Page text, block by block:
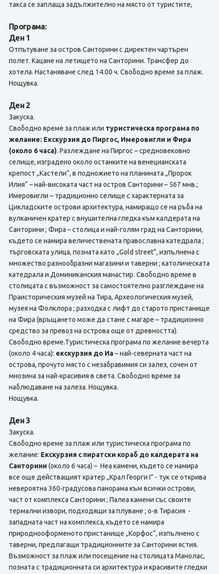
такса се заплаща задължително на място от туристите,
Програма:
Ден 1
Отпътуване за остров Санторини с директен чартърен
полет. Кацане на летището на Санторини. Трансфер до
хотела. Настаняване след 14.00 ч. Свободно време за плаж.
Нощувка.
Ден 2
Закуска.
Свободно време за плаж или туристическа програма по
желание: Екскурзия до Пиргос, Имеровигли и Фира
(около 6 часа). Разлеждане на Пиргос – средновековно
селище, изградено около останките на венецианската
крепост „Кастели“, в подножието на планината „Пророк
Илия“ – най-високата част на остров Санторини – 567 мнв.;
Имеровигли – традиционно селище с характерната за
Цикладските острови архитектура, намиращо се на ръба на
вулканичен кратер с внушителна гледка към калдерата на
Санторини ; Фира – столица и най-голям град на Санторини,
където се намира величественaта православна катедрала ;
търговската улица, позната като „Gold street”, изпълнена с
множество разнообразни магазини и таверни ; католическата
катедрала и Доминиканския манастир. Свободно време в
столицата с възможност за самостоятелно разглеждане на
Праисторическия музей на Тира, Археологическия музей,
музея на Фолклора ; разходка с лифт до старото пристанище
на Фира (връщането може да стане с магаре – традиционно
средство за превоз на острова още от древността).
Свободно време.Туристическа програма по желание вечерта
(около 4 часа): екскурзия до Иа– най-северната част на
острова, прочутo място с незабравимия си залез, сочен от
мнозина за най-красивия в света. Свободно време за
наблюдаване на залеза. Нощувка.
Нощувка.
Ден 3
Закуска.
Свободно време за плаж или туристическа програма по
желание: Екскурзия с пиратски кораб до калдерата на
Санторини (около 6 часа) – Неа камени, където се намира
все още действащият кратер „Крал Георги I” - тук се открива
невероятна 360-градусова панорама към всички острови,
част от комплекса Санторини ; Палеа камени със своите
термални извори, подходящи за плуване ; о-в Тирасия -
западната част на комплекса, където се намира
природнооформеното пристанище „Корфос“, изпълнено с
таверни, предлагащи традиционните за Санторини ястия.
Възможност за плаж или посещение на столицата Манолас,
позната с традиционната си архитектура и красивите гледки